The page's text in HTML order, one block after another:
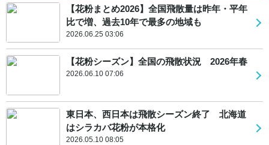
【花粉まとめ2026】全国飛散量は昨年・平年
比で増、過去10年で最多の地域も
2026.06.25 03:06
【花粉シーズン】全国の飛散状況 2026年春
2026.06.10 07:06
東日本、西日本は飛散シーズン終了 北海道
はシラカバ花粉が本格化
2026.05.10 08:05